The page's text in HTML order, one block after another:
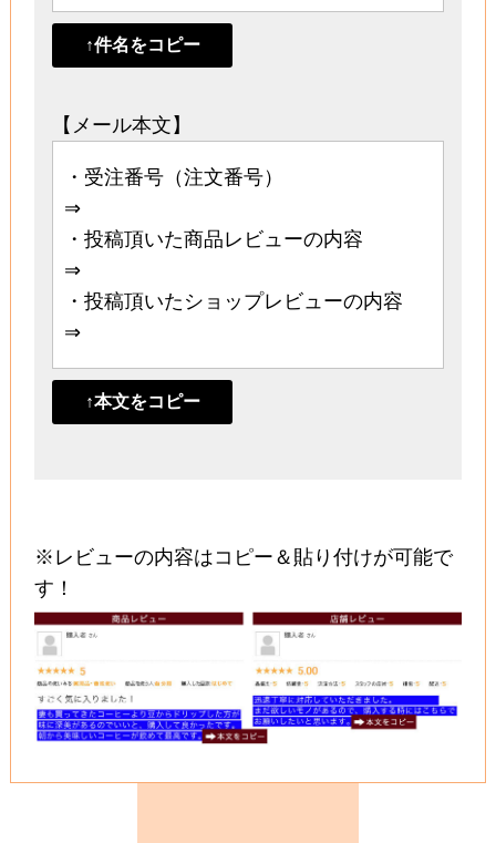
↑件名をコピー
【メール本文】
・受注番号（注文番号）
⇒
・投稿頂いた商品レビューの内容
⇒
・投稿頂いたショップレビューの内容
⇒
↑本文をコピー
※レビューの内容はコピー＆貼り付けが可能で
す！